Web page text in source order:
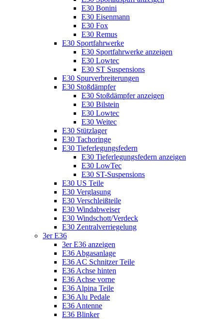
E30 Bonini
E30 Eisenmann
E30 Fox
E30 Remus
E30 Sportfahrwerke
E30 Sportfahrwerke anzeigen
E30 Lowtec
E30 ST Suspensions
E30 Spurverbreiterungen
E30 Stoßdämpfer
E30 Stoßdämpfer anzeigen
E30 Bilstein
E30 Lowtec
E30 Weitec
E30 Stützlager
E30 Tachoringe
E30 Tieferlegungsfedern
E30 Tieferlegungsfedern anzeigen
E30 LowTec
E30 ST-Suspensions
E30 US Teile
E30 Verglasung
E30 Verschleißteile
E30 Windabweiser
E30 Windschott/Verdeck
E30 Zentralverriegelung
3er E36
3er E36 anzeigen
E36 Abgasanlage
E36 AC Schnitzer Teile
E36 Achse hinten
E36 Achse vorne
E36 Alpina Teile
E36 Alu Pedale
E36 Antenne
E36 Blinker